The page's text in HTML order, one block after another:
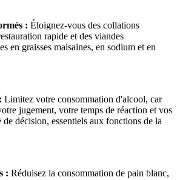
: Éloignez-vous des collations
rapide et des viandes
en graisses malsaines, en sodium et en
Limitez votre consommation d'alcool, car
jugement, votre temps de réaction et vos
de décision, essentiels aux fonctions de la
: Réduisez la consommation de pain blanc,